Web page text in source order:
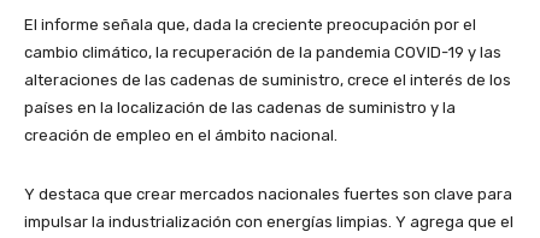
El informe señala que, dada la creciente preocupación por el
cambio climático, la recuperación de la pandemia COVID-19 y las
alteraciones de las cadenas de suministro, crece el interés de los
países en la localización de las cadenas de suministro y la
creación de empleo en el ámbito nacional.
Y destaca que crear mercados nacionales fuertes son clave para
impulsar la industrialización con energías limpias. Y agrega que el